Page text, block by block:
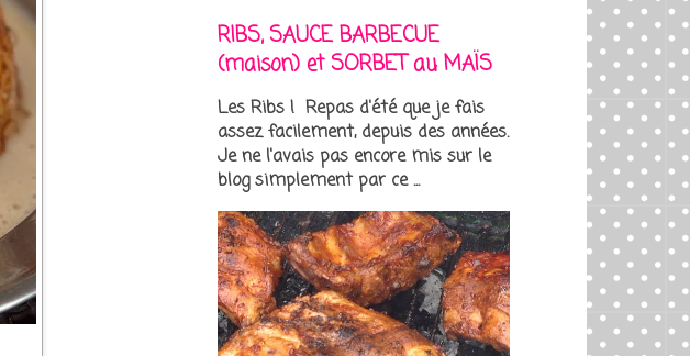
RIBS, SAUCE BARBECUE
(maison) et SORBET au MAÏS
Les Ribs ! Repas d'été que je fais
assez facilement, depuis des années.
Je ne l'avais pas encore mis sur le
blog simplement par ce ...